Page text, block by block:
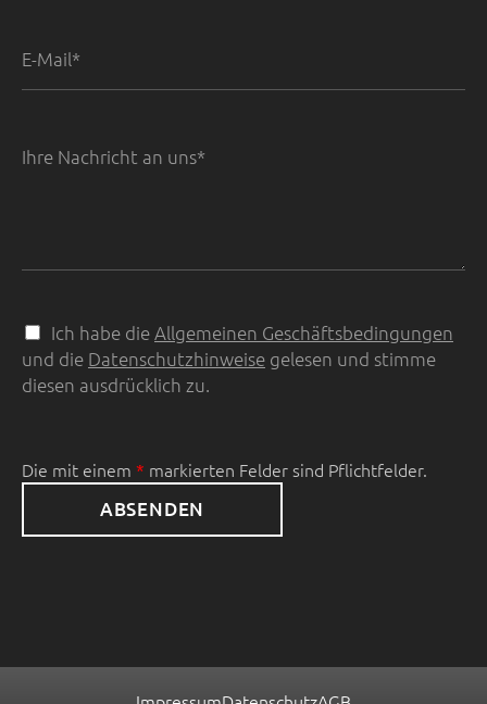
E-Mail*
Ihre Nachricht an uns*
D
a
t
c
t
Ich habe dieAllgemeinen Geschäftsbedingungen
und die Datenschutzhinweise gelesen und stimme
diesen ausdrücklich zu.
Die mit einem * markierten Felder sind Pflichtfelder.
ABSENDEN